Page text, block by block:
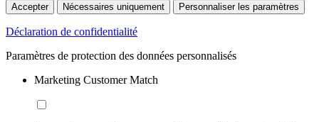
Accepter Nécessaires uniquement Personnaliser les paramètres
Déclaration de confidentialité
Paramètres de protection des données personnalisés
Marketing Customer Match